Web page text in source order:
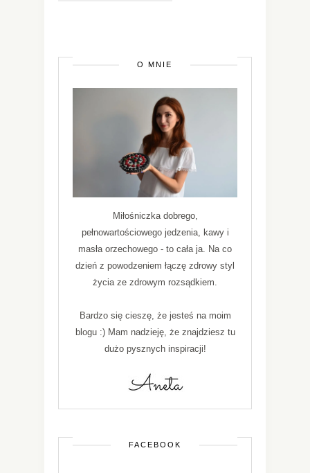
O MNIE
Miłośniczka dobrego,
pełnowartościowego jedzenia, kawy i
masła orzechowego - to cała ja. Na co
dzień z powodzeniem łączę zdrowy styl
życia ze zdrowym rozsądkiem.
Bardzo się cieszę, że jesteś na moim
blogu :) Mam nadzieję, że znajdziesz tu
dużo pysznych inspiracji!
FACEBOOK